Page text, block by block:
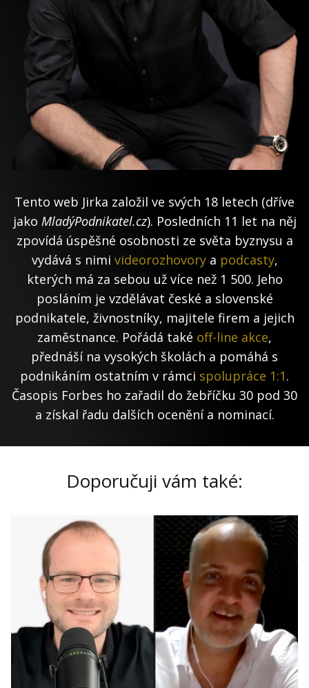
Tento web Jirka založil ve svých 18 letech (dříve
jako MladýPodnikatel.cz). Posledních 11 let na něj
zpovídá úspěšné osobnosti ze světa byznysu a
vydává s nimi videorozhovorya podcasty,
kterých má za sebou už více než 1 500. Jeho
posláním je vzdělávat české a slovenské
podnikatele, živnostníky, majitele firem a jejich
zaměstnance. Pořádá také off-line akce,
přednáší na vysokých školách a pomáhá s
podnikáním ostatním v rámci spolupráce 1:1.
Časopis Forbes ho zařadil do žebříčku 30 pod 30
a získal řadu dalších ocenění a nominací.
Doporučuji vám také: